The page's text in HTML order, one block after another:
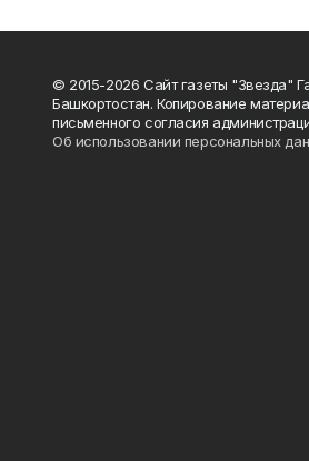
© 2015-2026 Сайт газеты "Звезда"
Башкортостан. Копирование
письменного согласия
Об использовании персональных